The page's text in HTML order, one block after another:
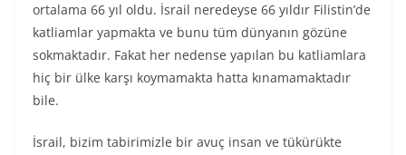
ortalama 66 yıl oldu. İsrail neredeyse 66 yıldır Filistin’de
katliamlar yapmakta ve bunu tüm dünyanın gözüne
sokmaktadır. Fakat her nedense yapılan bu katliamlara
hiç bir ülke karşı koymamakta hatta kınamamaktadır
bile.
İsrail, bizim tabirimizle bir avuç insan ve tükürükte